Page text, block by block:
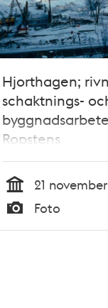
Hjorthagen;
schaktnings-
Ropstens
fonden Lidingö
Tid
21
Typ
Foto